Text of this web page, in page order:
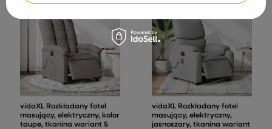
vidaXL Rozkładany fotel
masujący, elektryczny, kolor
taupe, tkanina wariant 5
vidaXL Rozkładany fotel
masujący, elektryczny,
jasnoszary, tkanina wariant